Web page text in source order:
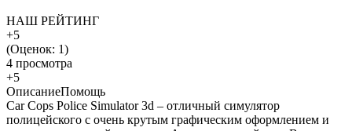
НАШ РЕЙТИНГ
+5
(Оценок: 1)
4 просмотра
+5
ОписаниеПомощь
Car Cops Police Simulator 3d – отличный симулятор
полицейского с очень крутым графическим оформлением и